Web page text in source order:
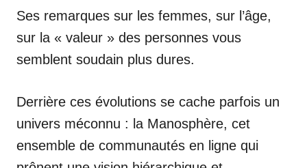
Ses remarques sur les femmes, sur l’âge,
sur la « valeur » des personnes vous
semblent soudain plus dures.
Derrière ces évolutions se cache parfois un
univers méconnu : la Manosphère, cet
ensemble de communautés en ligne qui